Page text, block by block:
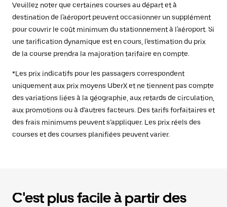
Veuillez noter que certaines courses au départ et à
destination de l'aéroport peuvent occasionner un supplément
pour couvrir le coût minimum du stationnement à l'aéroport. Si
une tarification dynamique est en cours, l'estimation du prix
de la course prendra la majoration tarifaire en compte.
*Les prix indicatifs pour les passagers correspondent
uniquement aux prix moyens UberX et ne tiennent pas compte
des variations liées à la géographie, aux retards de circulation,
aux promotions ou à d’autres facteurs. Des tarifs forfaitaires et
des frais minimums peuvent s’appliquer. Les prix réels des
courses et des courses planifiées peuvent varier.
C'est plus facile à partir des